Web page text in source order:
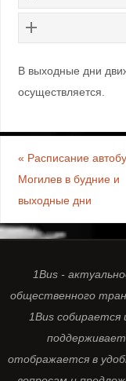
В выходные дни
осуществляется.
« Расписание
Могилев в будние и
выходные дни
1Bus -
общественного
1Bus собирается
отображается в